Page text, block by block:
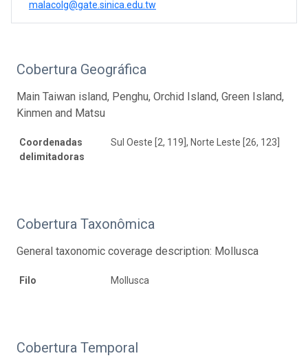
malacolg@gate.sinica.edu.tw
Cobertura Geográfica
Main Taiwan island, Penghu, Orchid Island, Green Island,
Kinmen and Matsu
Coordenadas
delimitadoras
Sul Oeste [2, 119], Norte Leste [26, 123]
Cobertura Taxonômica
General taxonomic coverage description: Mollusca
Filo Mollusca
Cobertura Temporal